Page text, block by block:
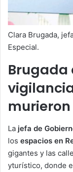
Clara Brugada,
Especial.
Brugada
murieron
La jefa de
los espacios en
gigantes y las
yturístico, donde